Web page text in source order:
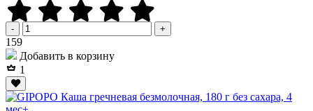
- +
159Р
Добавить в корзину
1